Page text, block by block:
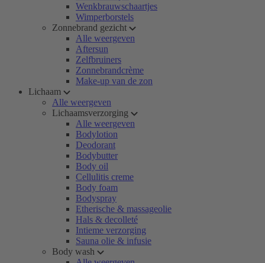
Wenkbrauwschaartjes
Wimperborstels
Zonnebrand gezicht
Alle weergeven
Aftersun
Zelfbruiners
Zonnebrandcrème
Make-up van de zon
Lichaam
Alle weergeven
Lichaamsverzorging
Alle weergeven
Bodylotion
Deodorant
Bodybutter
Body oil
Cellulitis creme
Body foam
Bodyspray
Etherische & massageolie
Hals & decolleté
Intieme verzorging
Sauna olie & infusie
Body wash